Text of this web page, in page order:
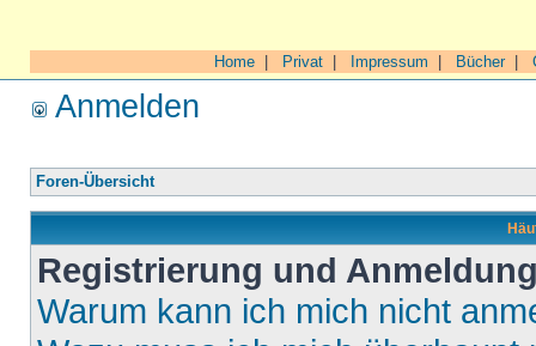
Home Privat Impressum Bücher|
Anmelden
Foren-Übersicht
Registrierung und
Warum kann ich mich nicht